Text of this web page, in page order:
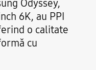
Odyssey,
6K, au PPI
o calitate
cu